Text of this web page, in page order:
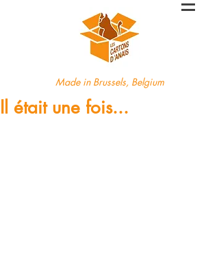
Made in Brussels, Belgium
Il était une fois...